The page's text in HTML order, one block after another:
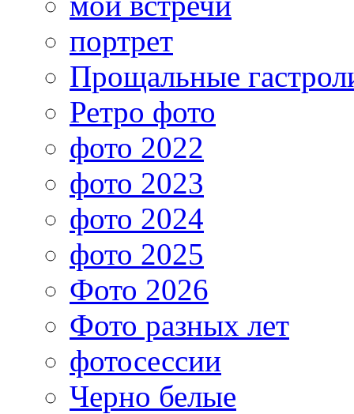
портрет
Прощальные
Ретро фото
фото 2022
фото 2023
фото 2024
фото 2025
Фото 2026
Фото разных лет
фотосессии
Черно белые